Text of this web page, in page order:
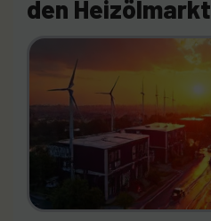
den Heizölmarkt